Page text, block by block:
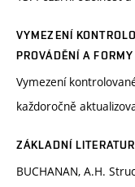
VYMEZENÍ
PROVÁDĚNÍ A
Vymezení
každoročně
ZÁKLADNÍ
BUCHANAN, A.H.